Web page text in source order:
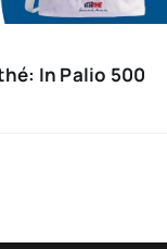
In Palio 500